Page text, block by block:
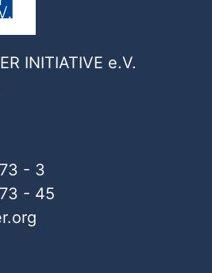
INITIATIVE e.V.
- 3
- 45
org